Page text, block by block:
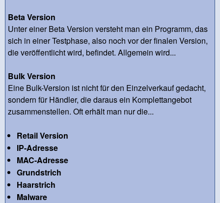
Beta Version
Unter einer Beta Version versteht man ein Programm, das
sich in einer Testphase, also noch vor der finalen Version,
die veröffentlicht wird, befindet. Allgemein wird...
Bulk Version
Eine Bulk-Version ist nicht für den Einzelverkauf gedacht,
sondern für Händler, die daraus ein Komplettangebot
zusammenstellen. Oft erhält man nur die...
Retail Version
IP-Adresse
MAC-Adresse
Grundstrich
Haarstrich
Malware